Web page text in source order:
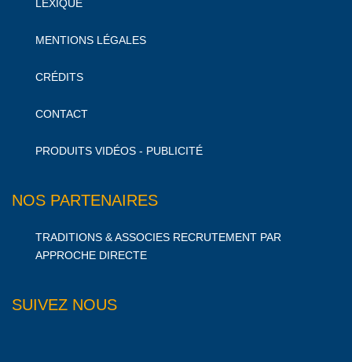
LEXIQUE
MENTIONS LÉGALES
CRÉDITS
CONTACT
PRODUITS VIDÉOS - PUBLICITÉ
NOS PARTENAIRES
TRADITIONS & ASSOCIES RECRUTEMENT PAR
APPROCHE DIRECTE
SUIVEZ NOUS